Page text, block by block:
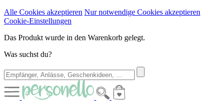
Alle Cookies akzeptieren Nur notwendige Cookies akzeptieren
Cookie-Einstellungen
Das Produkt wurde in den Warenkorb gelegt.
Was suchst du?